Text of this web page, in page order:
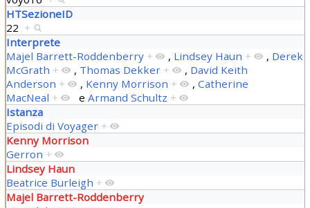
HTSezioneID
22 +
Interprete
Majel Barrett-Roddenberry + , Lindsey Haun + , Derek
McGrath + , Thomas Dekker + , David Keith
Anderson + , Kenny Morrison + , Catherine
MacNeal + e Armand Schultz +
Istanza
Episodi di Voyager +
Kenny Morrison
Gerron +
Lindsey Haun
Beatrice Burleigh +
Majel Barrett-Roddenberry